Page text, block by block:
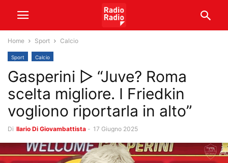
Home Sport Calcio
Sport Calcio
Gasperini ▷ “Juve? Roma
scelta migliore. I Friedkin
vogliono riportarla in alto”
Di Ilario Di Giovambattista - 17 Giugno 2025